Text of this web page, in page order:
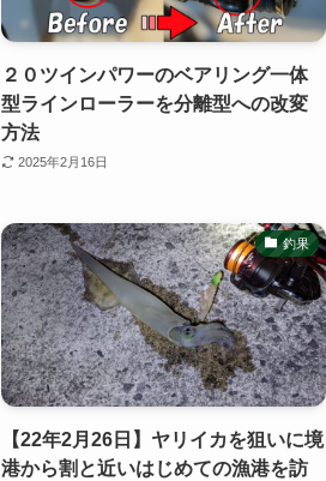
２０ツインパワーのベアリング一体
型ラインローラーを分離型への改変
方法
2025年2月16日
釣果
【22年2月26日】ヤリイカを狙いに境
港から割と近いはじめての漁港を訪